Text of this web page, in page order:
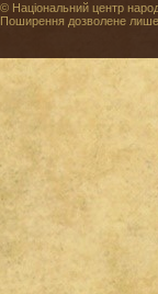
© Національний центр
Поширення дозволене лише